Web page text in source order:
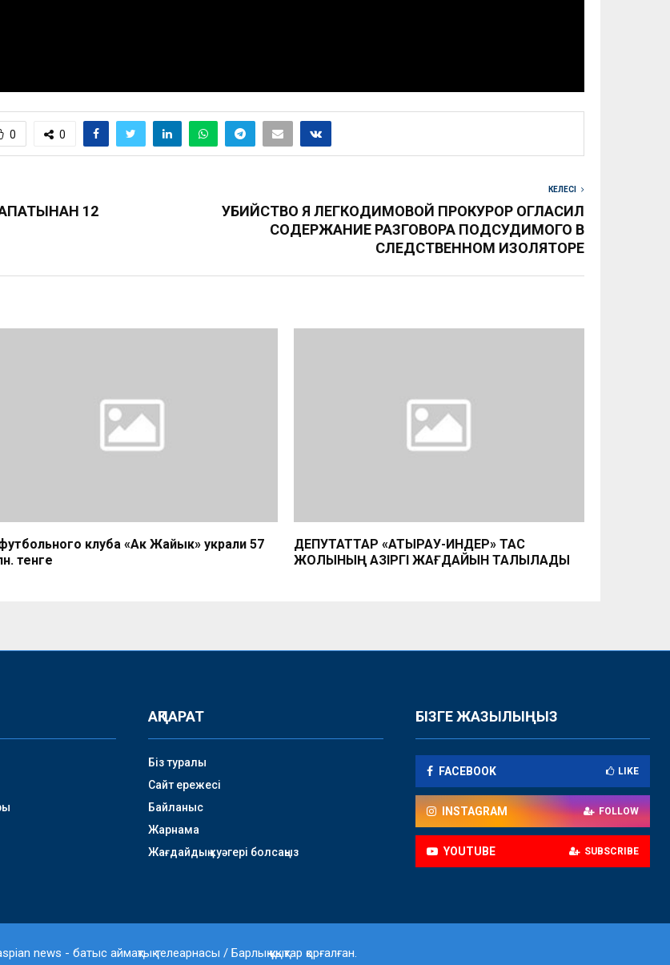
0 0
12
КЕЛЕСІ
УБИЙСТВО Я ЛЕГКОДИМОВОЙ ПРОКУРОР ОГЛАСИЛ
СОДЕРЖАНИЕ РАЗГОВОРА ПОДСУДИМОГО В
СЛЕДСТВЕННОМ ИЗОЛЯТОРЕ
клуба «Ак Жайык» украли 57
тенге
ДЕПУТАТТАР «АТЫРАУ-ИНДЕР» ТАС
ЖОЛЫНЫҢ ҚАЗІРГІ ЖАҒДАЙЫН ТАЛҚЫЛАДЫ
АҚПАРАТ
Біз туралы
Сайт ережесі
Байланыс
Жарнама
Жағдайдың куәгері болсаңыз
БІЗГЕ ЖАЗЫЛЫҢЫЗ
FACEBOOK LIKE
INSTAGRAM FOLLOW
YOUTUBE SUBSCRIBE
news - батыс аймақтық телеарнасы / Барлық құқықтар қорғалған.